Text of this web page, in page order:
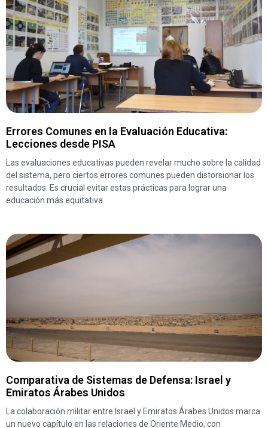
Errores Comunes en la Evaluación Educativa:
Lecciones desde PISA
Las evaluaciones educativas pueden revelar mucho sobre la calidad
del sistema, pero ciertos errores comunes pueden distorsionar los
resultados. Es crucial evitar estas prácticas para lograr una
educación más equitativa.
Comparativa de Sistemas de Defensa: Israel y
Emiratos Árabes Unidos
La colaboración militar entre Israel y Emiratos Árabes Unidos marca
un nuevo capítulo en las relaciones de Oriente Medio, con